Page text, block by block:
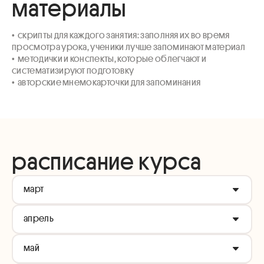
материалы
•  скрипты для каждого занятия: заполняя их во время
просмотра урока, ученики лучше запоминают материал
•  методички и конспекты, которые облегчают и
систематизируют подготовку
•  авторские мнемокарточки для запоминания
расписание курса
март
апрель
май